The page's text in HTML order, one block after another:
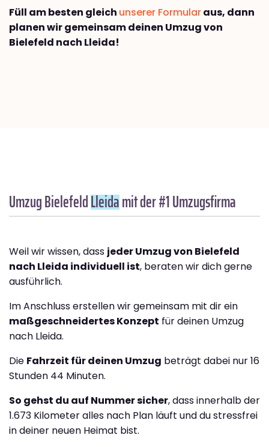
Füll am besten gleich unserer Formularaus, dann
planen wir gemeinsam deinen Umzug von
Bielefeld nach Lleida!
Umzug BielefeldLleidamit der #1 Umzugsfirma
Weil wir wissen, dass jeder Umzug von Bielefeld
nach Lleida individuell ist, beraten wir dich gerne
ausführlich.
Im Anschluss erstellen wir gemeinsam mit dir ein
maßgeschneidertes Konzept für deinen Umzug
nach Lleida.
Die Fahrzeit für deinen Umzug beträgt dabei nur 16
Stunden 44 Minuten.
So gehst du auf Nummer sicher, dass innerhalb der
1.673 Kilometer alles nach Plan läuft und du stressfrei
in deiner neuen Heimat bist.